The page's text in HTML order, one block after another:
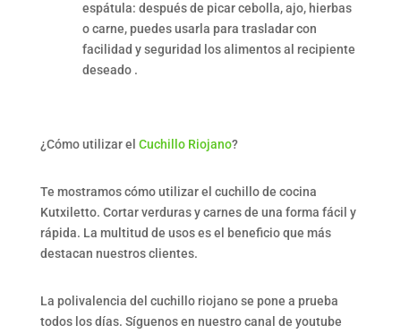
espátula: después de picar cebolla, ajo, hierbas
o carne, puedes usarla para trasladar con
facilidad y seguridad los alimentos al recipiente
deseado.
¿Cómo utilizar el Cuchillo Riojano?
Te mostramos cómo utilizar el cuchillo de cocina
Kutxiletto. Cortar verduras y carnes de una forma fácil y
rápida. La multitud de usos es el
beneficio que más
destacan nuestros clientes.
La polivalencia del cuchillo riojano se pone a prueba
todos los días. Síguenos en nuestro canal de youtube